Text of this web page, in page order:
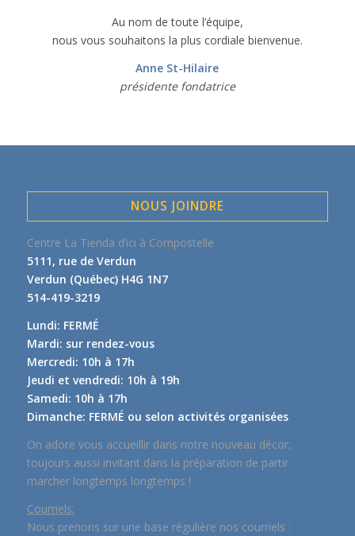
Au nom de toute l’équipe,
nous vous souhaitons la plus cordiale bienvenue.
Anne St-Hilaire
présidente fondatrice
NOUS JOINDRE
Centre La Tienda d’ici à Compostelle
5111, rue de Verdun
Verdun (Québec) H4G 1N7
514-419-3219
Lundi: FERMÉ
Mardi: sur rendez-vous
Mercredi: 10h à 17h
Jeudi et vendredi: 10h à 19h
Samedi: 10h à 17h
Dimanche: FERMÉ ou selon activités organisées
On adore vous accueillir dans notre nouveau décor,
toujours aussi invitant dans la préparation de partir
marcher longtemps longtemps !
Courriels:
Nous prenons sur une base régulière nos courriels :